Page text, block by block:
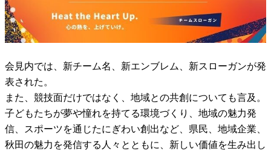
会見内では、新チーム名、新エンブレム、新スローガンが発
表された。
また、競技面だけではなく、地域との共創についても言及。
子どもたちが夢や憧れを持てる環境づくり、地域の魅力発
信、スポーツを通じたにぎわい創出など、県民、地域企業、
秋田の魅力を発信する人々とともに、新しい価値を生み出し